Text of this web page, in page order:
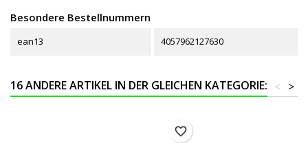
Besondere Bestellnummern
ean13 4057962127630
16 ANDERE ARTIKEL IN DER GLEICHEN KATEGORIE: >
<
favorite_border